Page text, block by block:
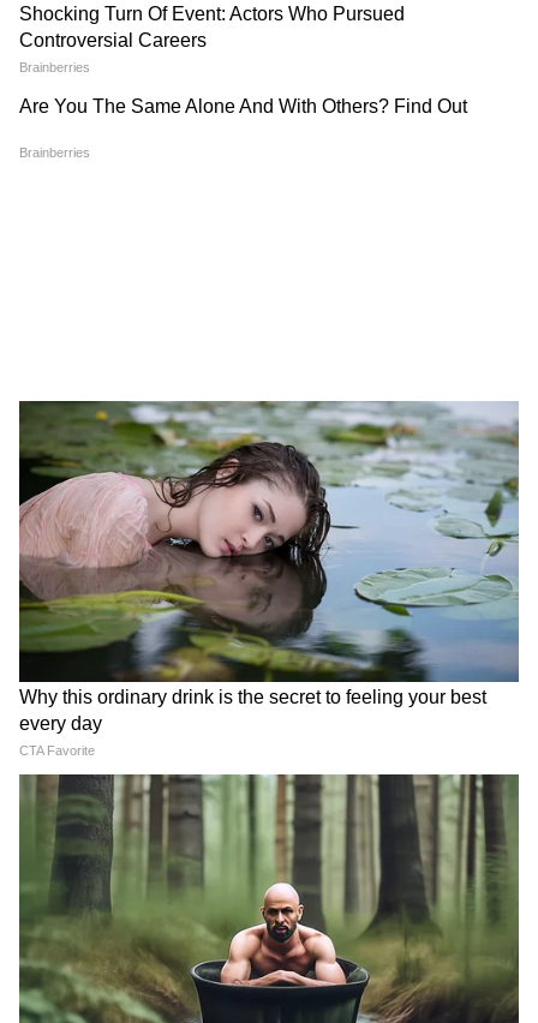
फ्रेंचाइजी कमलनाथ को दे दी है। जिसके बाद कमलनाथ
किसी की नहीं सुन रहे हैं। बता दें कि कमलनाथ के पुत्र
नकुलनाथ ने छिंदवाड़ा के टिकिट कांग्रेस द्वारा प्रत्याशी तय
पर भी अपनों को टिकिट दिलाने के आरोप लग रहे हैं।
Balram Krishi Mahotsav:
कवच योजना से किसानों को बड़ी
राहत, नर्मदापुरम से CM मोहन यादव
का बड़ा संदेश
MP News: BRICS संस्कृति
सम्मेलन भोपाल में खुला भारत की
विरासत का खजाना, जानिए अंदर
क्या है
LATEST VIDEOS
Atiq Ahmed के बेटे की मौत पर घर पहुंचे
Akhilesh Yadav के विधायक, जमकर हो रही
फजीहत!
समुद्र की तरह क्यों हिल रहा था मोरबी के कुएं का
पानी? खुल गया सबसे बड़ा राज